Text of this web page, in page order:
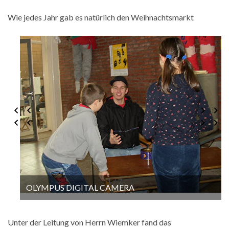
Wie jedes Jahr gab es natürlich den Weihnachtsmarkt
OLYMPUS DIGITAL CAMERA
1 / 7
Unter der Leitung von Herrn Wiemker fand das